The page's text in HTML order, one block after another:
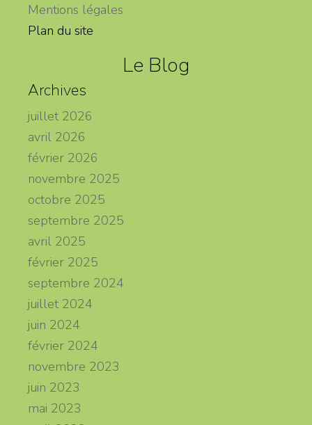
Mentions légales
Plan du site
Le Blog
Archives
juillet 2026
avril 2026
février 2026
novembre 2025
octobre 2025
septembre 2025
avril 2025
février 2025
septembre 2024
juillet 2024
juin 2024
février 2024
novembre 2023
juin 2023
mai 2023